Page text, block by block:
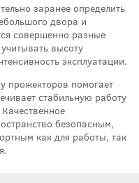
заранее определить
двора и
совершенно разные
высоту
эксплуатации.
прожекторов помогает
стабильную работу
безопасным,
как для работы, так